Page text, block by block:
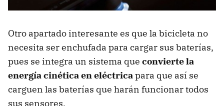
Otro apartado interesante es que la bicicleta no
necesita ser enchufada para cargar sus baterías,
pues se integra un sistema que convierte la
energía cinética en eléctricapara que así se
carguen las baterías que harán funcionar todos
sus sensores.